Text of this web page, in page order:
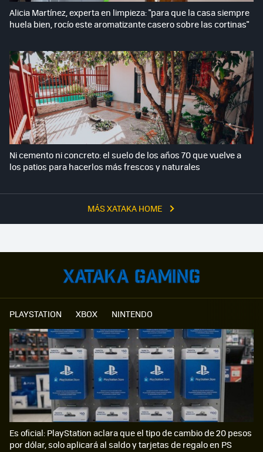
MÁS XATAKA HOME
Alicia Martínez, experta en limpieza: "para que la casa siempre
huela bien, rocío este aromatizante casero sobre las cortinas"
Ni cemento ni concreto: el suelo de los años 70 que vuelve a
los patios para hacerlos más frescos y naturales
PLAYSTATION XBOX NINTENDO
Es oficial: PlayStation aclara que el tipo de cambio de 20 pesos
por dólar, solo aplicará al saldo y tarjetas de regalo en PS